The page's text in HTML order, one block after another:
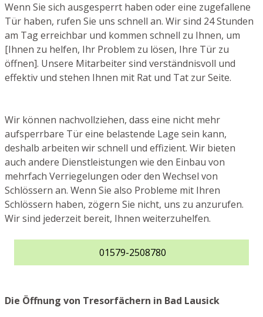
Wenn Sie sich ausgesperrt haben oder eine zugefallene
Tür haben, rufen Sie uns schnell an. Wir sind 24 Stunden
am Tag erreichbar und kommen schnell zu Ihnen, um
[Ihnen zu helfen, Ihr Problem zu lösen, Ihre Tür zu
öffnen]. Unsere Mitarbeiter sind verständnisvoll und
effektiv und stehen Ihnen mit Rat und Tat zur Seite.
Wir können nachvollziehen, dass eine nicht mehr
aufsperrbare Tür eine belastende Lage sein kann,
deshalb arbeiten wir schnell und effizient. Wir bieten
auch andere Dienstleistungen wie den Einbau von
mehrfach Verriegelungen oder den Wechsel von
Schlössern an. Wenn Sie also Probleme mit Ihren
Schlössern haben, zögern Sie nicht, uns zu anzurufen.
Wir sind jederzeit bereit, Ihnen weiterzuhelfen.
01579-2508780
Die Öffnung von Tresorfächern in Bad Lausick